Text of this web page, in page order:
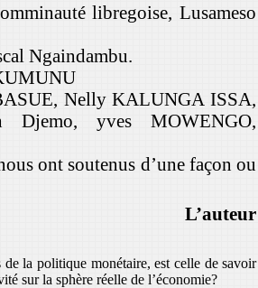
libregoise, Lusameso
Ngaindambu.
Nelly KALUNGA ISSA,
Djemo, yves MOWENGO,
ont soutenus d’une façon ou
la politique monétaire, est celle de savoir
sur la sphère réelle de l’économie?